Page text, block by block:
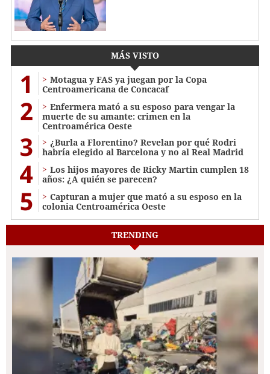
MÁS VISTO
1
Motagua y FAS ya juegan por la Copa
Centroamericana de Concacaf
2
Enfermera mató a su esposo para vengar la
muerte de su amante: crimen en la
Centroamérica Oeste
3
¿Burla a Florentino? Revelan por qué Rodri
habría elegido al Barcelona y no al Real Madrid
4
Los hijos mayores de Ricky Martin cumplen 18
años: ¿A quién se parecen?
5
Capturan a mujer que mató a su esposo en la
colonia Centroamérica Oeste
TRENDING